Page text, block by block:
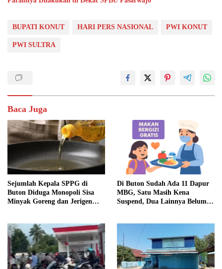
BUPATI KONUT HARI PERS NASIONAL PWI KONUT
PWI SULTRA
Baca Juga
Sejumlah Kepala SPPG di
Buton Diduga Monopoli Sisa
Minyak Goreng dan Jerigen
Di Buton Sudah Ada 11 Dapur
MBG, Satu Masih Kena
Suspend, Dua Lainnya Belum